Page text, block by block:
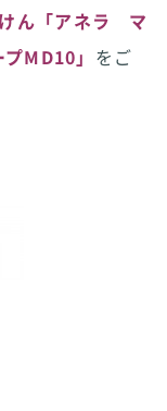
ん「アネラ マ
MD10」 をご